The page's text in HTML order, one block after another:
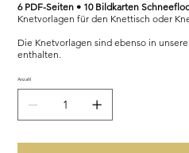
6 PDF-Seiten • 10 Bildkarten
Knetvorlagen für den Knettisch oder
Die Knetvorlagen sind ebenso in
enthalten.
Anzahl